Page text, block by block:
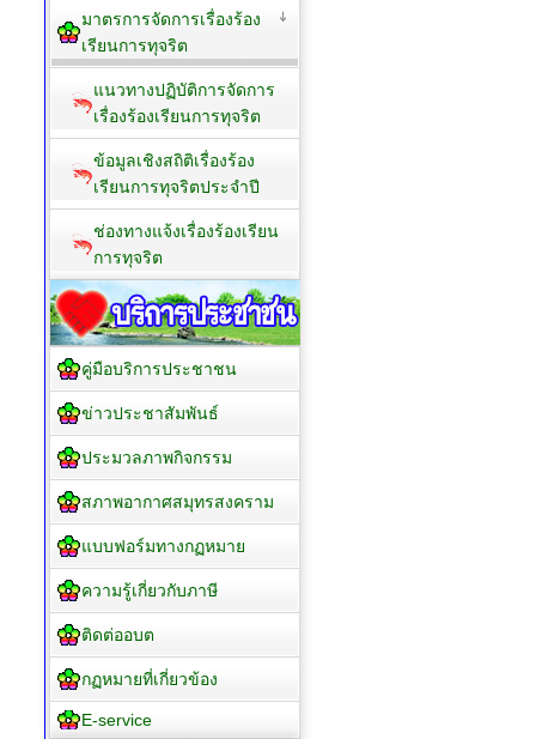
มาตรการจัดการเรื่องร้อง
เรียนการทุจริต
แนวทางปฏิบัติการจัดการ
เรื่องร้องเรียนการทุจริต
ข้อมูลเชิงสถิติเรื่องร้อง
เรียนการทุจริตประจำปี
ช่องทางแจ้งเรื่องร้องเรียน
การทุจริต
คู่มือบริการประชาชน
ข่าวประชาสัมพันธ์
ประมวลภาพกิจกรรม
สภาพอากาศสมุทรสงคราม
แบบฟอร์มทางกฏหมาย
ความรู้เกี่ยวกับภาษี
ติดต่ออบต
กฏหมายที่เกี่ยวข้อง
E-service